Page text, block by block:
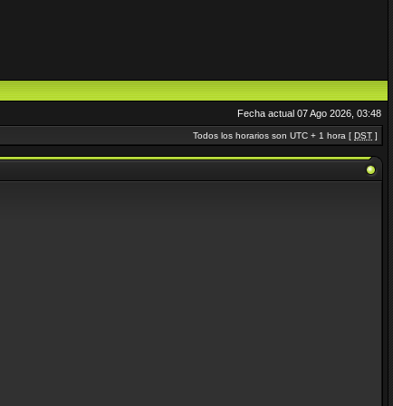
Fecha actual 07 Ago 2026, 03:48
Todos los horarios son UTC + 1 hora [ DST ]